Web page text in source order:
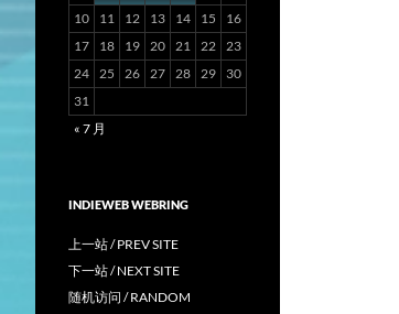
10
11 12 13 14 15
16
17
18 19 20 21 22 23
24 25 26 27 28 29
30
31
« 7 月
INDIEWEB WEBRING
上一站 / PREV SITE
下一站 / NEXT SITE
随机访问 / RANDOM